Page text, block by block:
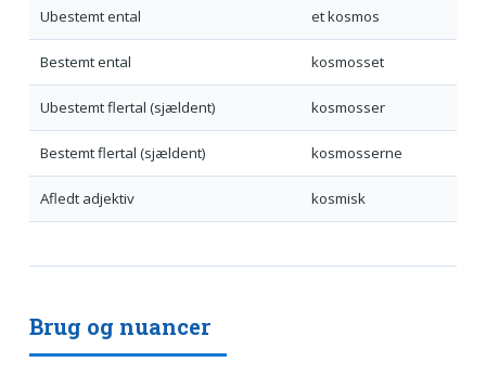
Ubestemt ental et kosmos
Bestemt ental kosmosset
Ubestemt flertal (sjældent) kosmosser
Bestemt flertal (sjældent) kosmosserne
Afledt adjektiv kosmisk
Brug og nuancer